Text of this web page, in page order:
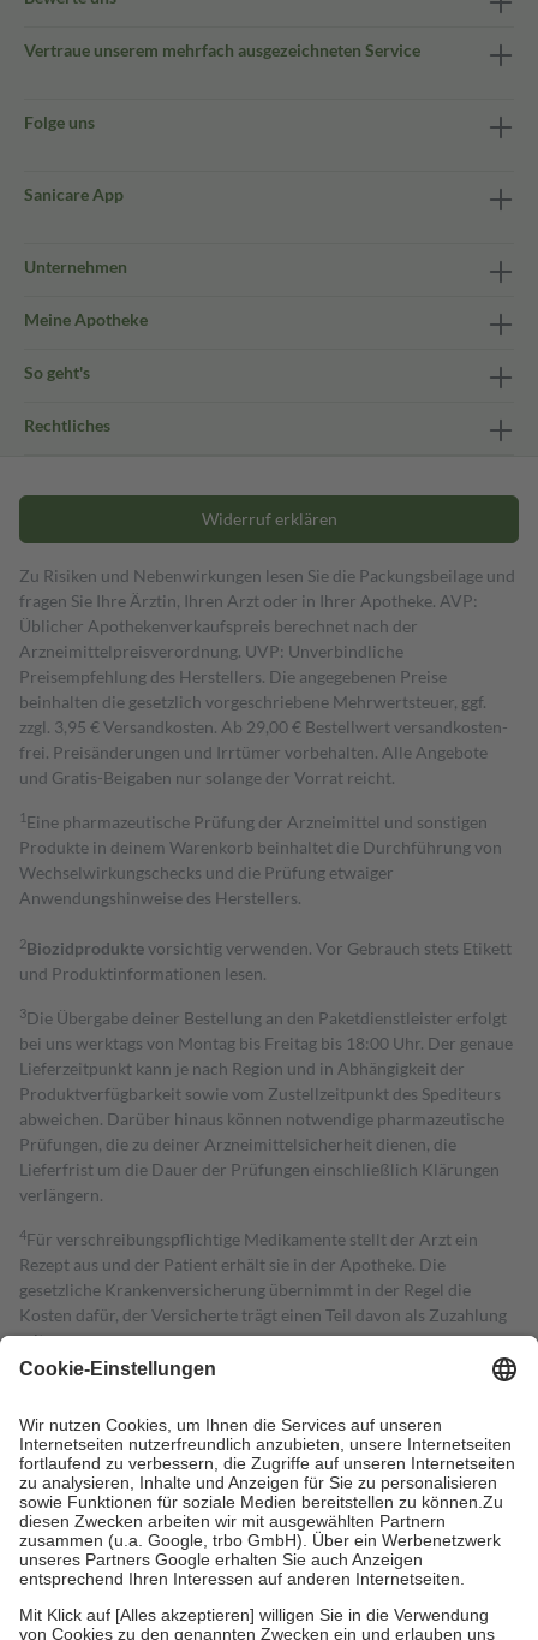
Vertraue unserem mehrfach ausgezeichneten Service
Folge uns
Sanicare App
Unternehmen
Meine Apotheke
So geht's
Rechtliches
Widerruf erklären
Zu Risiken und Nebenwirkungen lesen Sie die Packungsbeilage und
fragen Sie Ihre Ärztin, Ihren Arzt oder in Ihrer Apotheke. AVP:
Üblicher Apothekenverkaufspreis berechnet nach der
Arzneimittelpreisverordnung. UVP: Unverbindliche
Preisempfehlung des Herstellers. Die angegebenen Preise
beinhalten die gesetzlich vorgeschriebene Mehrwertsteuer, ggf.
zzgl. 3,95 € Versandkosten. Ab 29,00 € Bestell­wert versand­kosten­
frei. Preisänderungen und Irrtümer vorbehalten. Alle Angebote
und Gratis-Beigaben nur solange der Vorrat reicht.
1 Eine pharmazeutische Prüfung der Arzneimittel und sonstigen
Produkte in deinem Warenkorb beinhaltet die Durchführung von
Wechselwirkungschecks und die Prüfung etwaiger
Anwendungshinweise des Herstellers.
2Biozidproduktevorsichtig verwenden. Vor Gebrauch stets Etikett
und Produktinformationen lesen.
3Die Übergabe deiner Bestellung an den Paketdienstleister erfolgt
bei uns werktags von Montag bis Freitag bis 18:00 Uhr. Der genaue
Lieferzeitpunkt kann je nach Region und in Abhängigkeit der
Produktverfügbarkeit sowie vom Zustellzeitpunkt des Spediteurs
abweichen. Darüber hinaus können notwendige pharmazeutische
Prüfungen, die zu deiner Arzneimittelsicherheit dienen, die
Lieferfrist um die Dauer der Prüfungen einschließlich Klärungen
verlängern.
4Für verschreibungspflichtige Medikamente stellt der Arzt ein
Rezept aus und der Patient erhält sie in der Apotheke. Die
gesetzliche Krankenversicherung übernimmt in der Regel die
Kosten dafür, der Versicherte trägt einen Teil davon als Zuzahlung
mit.
Grundsätzlich leisten Mitglieder Zuzahlungen in Höhe von zehn
höchstens zehn Euro.
Es sind jedoch nie mehr als die tatsächlichen
Kosten der Leistung zu entrichten.
Diese Regeln gelten grundsätzlich auch für Online-Apotheken.
Bei Heilmitteln und häuslicher Krankenpflege beträgt die
Zuzahlung zehn Prozent der Kosten sowie zehn Euro je
Verordnung.
Um das Engagement der Versicherten für ihre eigene Gesundheit zu
stärken und die besondere Stellung der Familie zu unterstützen,
fallenkeine Zuzahlungenan bei: